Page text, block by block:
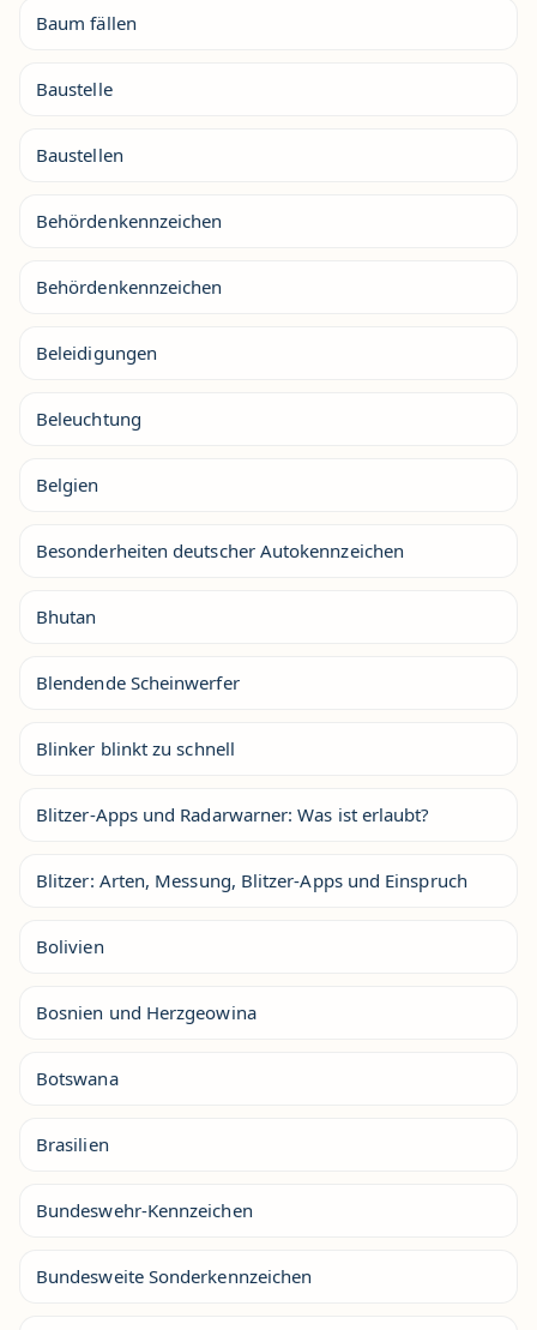
Baum fällen
Baustelle
Baustellen
Behördenkennzeichen
Behördenkennzeichen
Beleidigungen
Beleuchtung
Belgien
Besonderheiten deutscher Autokennzeichen
Bhutan
Blendende Scheinwerfer
Blinker blinkt zu schnell
Blitzer-Apps und Radarwarner: Was ist erlaubt?
Blitzer: Arten, Messung, Blitzer-Apps und Einspruch
Bolivien
Bosnien und Herzgeowina
Botswana
Brasilien
Bundeswehr-Kennzeichen
Bundesweite Sonderkennzeichen